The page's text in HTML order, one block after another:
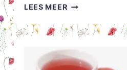
LEES MEERWAAR
JE
LETTEN
ALS